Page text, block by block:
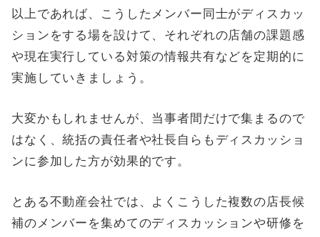
以上であれば、こうしたメンバー同士がディスカッ
ションをする場を設けて、それぞれの店舗の課題感
や現在実行している対策の情報共有などを定期的に
実施していきましょう。
大変かもしれませんが、当事者間だけで集まるので
はなく、統括の責任者や社長自らもディスカッショ
ンに参加した方が効果的です。
とある不動産会社では、よくこうした複数の店長候
補のメンバーを集めてのディスカッションや研修を